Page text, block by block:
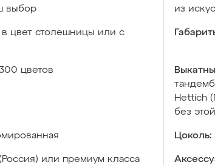
выбор
из
цвет столешницы или с
цветов
Hettich
без
Цоколь:
(Россия) или премиум класса